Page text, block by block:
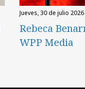
jueves, 30 de julio 2026
Rebeca
WPP Media